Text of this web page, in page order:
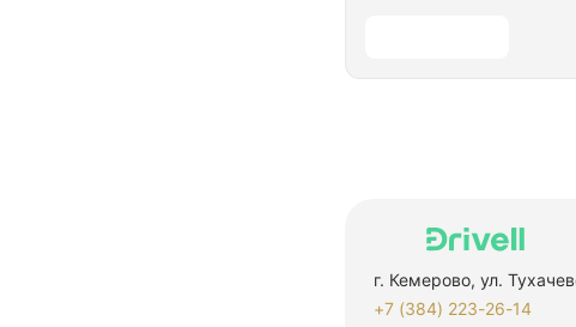
г. Кемерово, ул.
+7 (384) 223-26-14‬